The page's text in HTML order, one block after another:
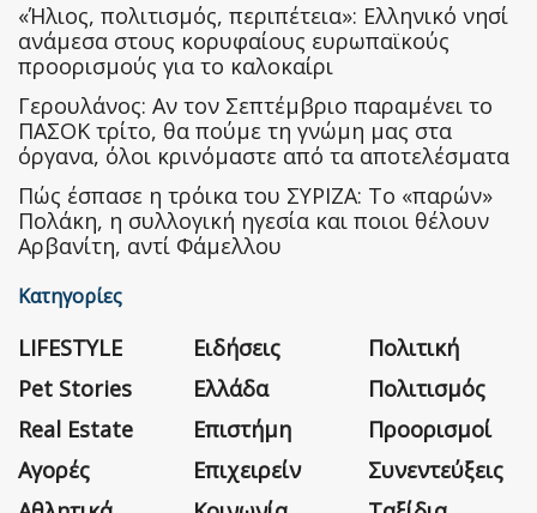
«Ήλιος, πολιτισμός, περιπέτεια»: Ελληνικό νησί
ανάμεσα στους κορυφαίους ευρωπαϊκούς
προορισμούς για το καλοκαίρι
Γερουλάνος: Αν τον Σεπτέμβριο παραμένει το
ΠΑΣΟΚ τρίτο, θα πούμε τη γνώμη μας στα
όργανα, όλοι κρινόμαστε από τα αποτελέσματα
Πώς έσπασε η τρόικα του ΣΥΡΙΖΑ: Το «παρών»
Πολάκη, η συλλογική ηγεσία και ποιοι θέλουν
Αρβανίτη, αντί Φάμελλου
Κατηγορίες
LIFESTYLE
Pet Stories
Real Estate
Αγορές
Ειδήσεις
Ελλάδα
Επιστήμη
Επιχειρείν
Πολιτική
Πολιτισμός
Προορισμοί
Συνεντεύξεις